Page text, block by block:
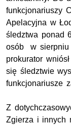
funkcjonariuszy
Apelacyjna w
śledztwa ponad
osób w sierpniu
prokurator
się śledztwie
funkcjonariusze
Z
Zgierza i innych